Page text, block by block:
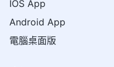
IOS App
Android App
電腦桌面版